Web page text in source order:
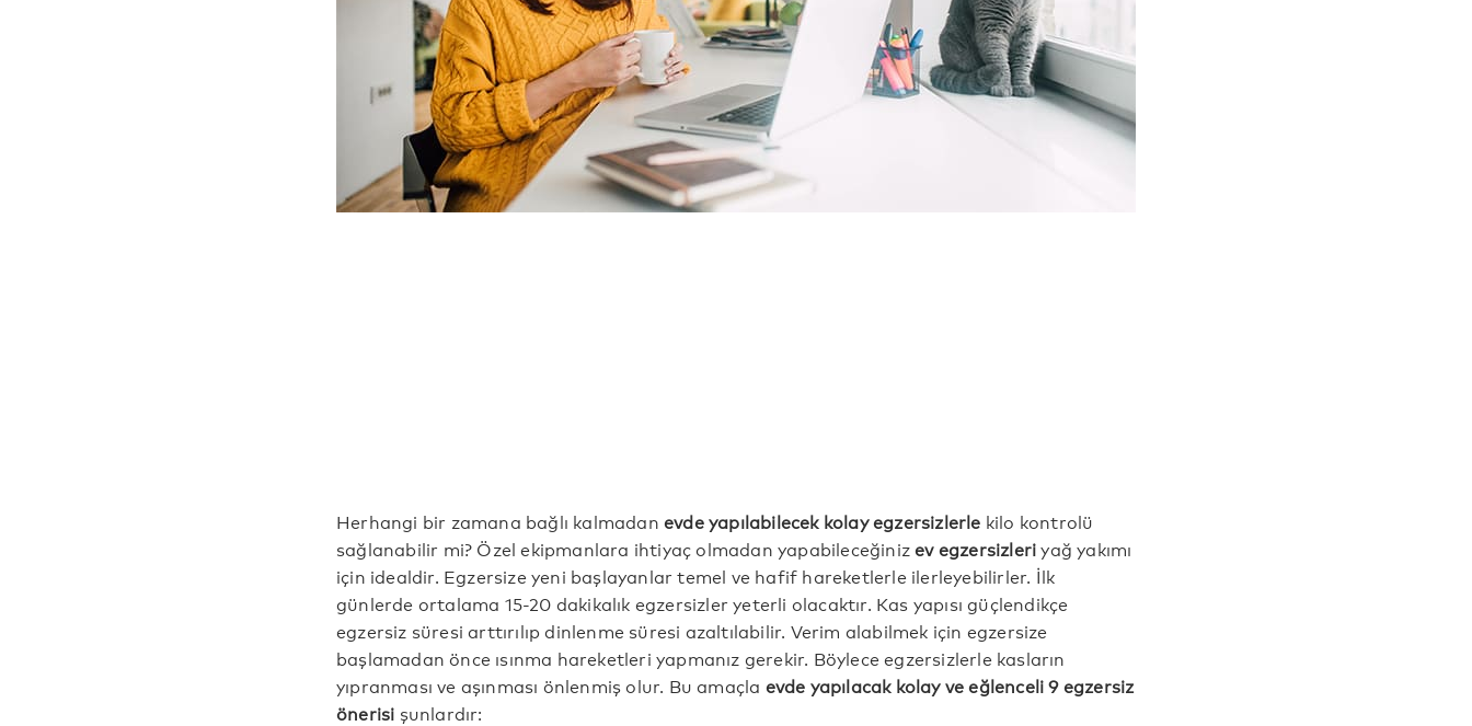
Herhangi bir zamana bağlı kalmadan evde yapılabilecek kolay egzersizlerle kilo kontrolü
sağlanabilir mi? Özel ekipmanlara ihtiyaç olmadan yapabileceğinizev egzersizleriyağ yakımı
için idealdir. Egzersize yeni başlayanlar temel ve hafif hareketlerle ilerleyebilirler. İlk
günlerde ortalama 15-20 dakikalık egzersizler yeterli olacaktır. Kas yapısı güçlendikçe
egzersiz süresi arttırılıp dinlenme süresi azaltılabilir. Verim alabilmek için egzersize
başlamadan önce ısınma hareketleri yapmanız gerekir. Böylece egzersizlerle kasların
yıpranması ve aşınması önlenmiş olur. Bu amaçla evde yapılacak kolay ve eğlenceli 9 egzersiz
önerisi şunlardır: